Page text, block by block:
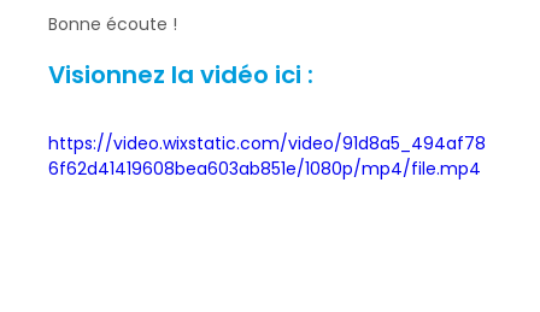
Bonne écoute !
Visionnez la vidéo ici :
https://video.wixstatic.com/video/91d8a5_494af78
6f62d41419608bea603ab851e/1080p/mp4/file.mp4